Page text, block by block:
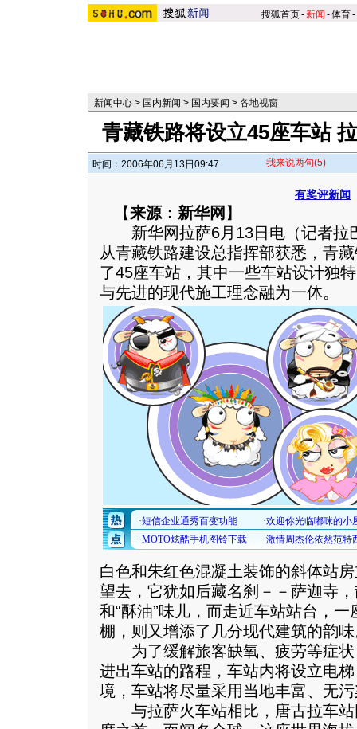
搜狐首页-新闻 -体育-
新闻中心 > 国内新闻 > 国内要闻 > 各地视窗
青藏铁路将设立45座车站
时间：2006年06月13日09:47 我来说两句(5)
有奖评新闻
【来源：新华网 】
新华网拉萨6月13日电（记者拉
从青藏铁路建设总指挥部获悉，青
了45座车站，其中一些车站设计独
与先进的现代施工理念融为一体。
白色和朱红色混凝土装饰的斜体站
望去，它犹如后藏名刹－－萨迦寺
和“酥油”味儿，而走近车站站台，
棚，则又增添了几分现代建筑的韵
为了缓解旅客缺氧、疲劳等症状
进出车站的路程，车站内将设立电
境，车站将尽量采用当地丰富、无
与拉萨火车站相比，唐古拉车站